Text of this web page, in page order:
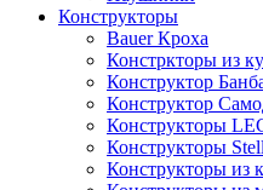
Конструкторы
Bauer Кроха
Констркторы из
Конструктор
Конструктор
Конструкторы
Конструкторы
Конструкторы из